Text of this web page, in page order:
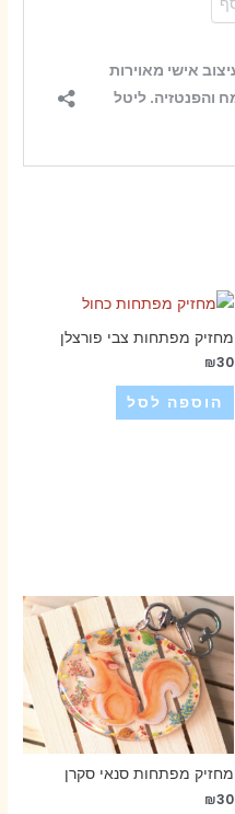
מחזיק מפתחות צבי פורצלן
₪30
הוספה לסל
מחזיק מפתחות סנאי סקרן
₪30